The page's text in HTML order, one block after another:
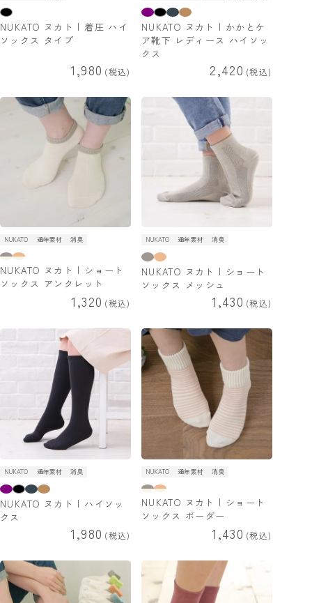
NUKATO ヌカト | 着圧 ハイ
ソックス タイプ
1,980 税込
NUKATO ヌカト | かかとケ
ア靴下 レディース ハイソッ
クス
2,420 税込
NUKATO 通年素材 消臭
NUKATO ヌカト | ショート
ソックス アンクレット
1,320 税込
NUKATO 通年素材 消臭
NUKATO ヌカト | ショート
ソックス メッシュ
1,430 税込
NUKATO 通年素材 消臭
NUKATO ヌカト | ハイソッ
クス
1,980 税込
NUKATO 通年素材 消臭
NUKATO ヌカト | ショート
ソックス ボーダー
1,430 税込